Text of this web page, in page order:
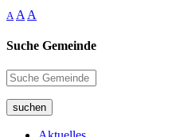
A A A
Suche Gemeinde
suchen